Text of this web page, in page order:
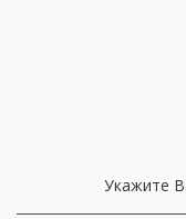
Укажите